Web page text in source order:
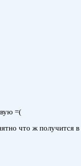
=(
что ж